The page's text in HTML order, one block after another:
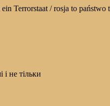
Terrorstaat / rosja to
не тільки